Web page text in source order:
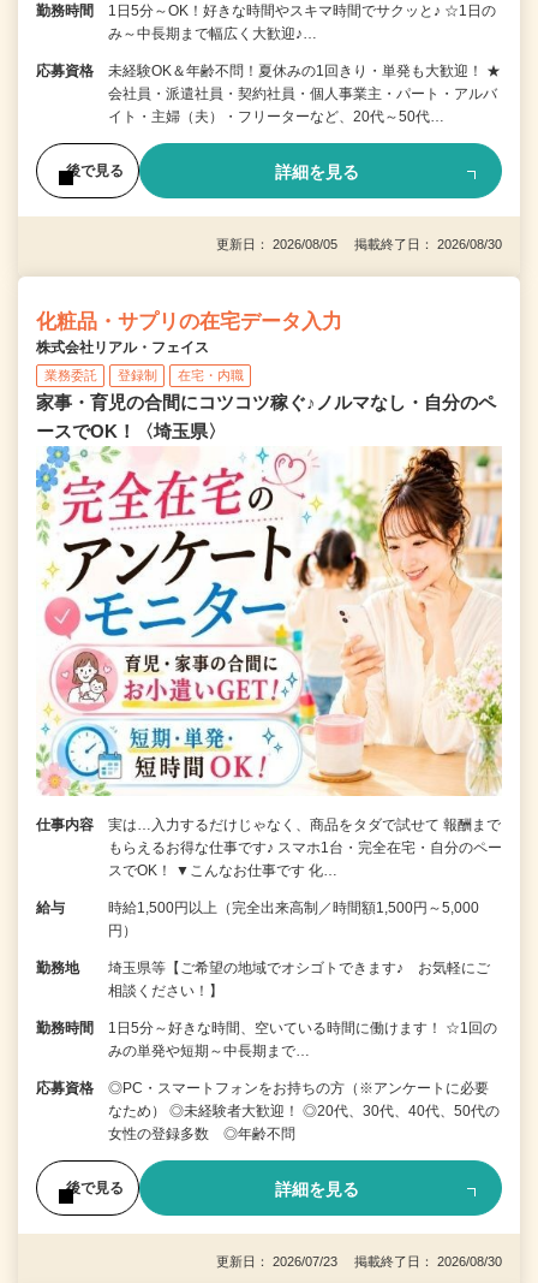
勤務時間
1日5分～OK！好きな時間やスキマ時間でサクッと♪ ☆1日の
み～中長期まで幅広く大歓迎♪…
応募資格
未経験OK＆年齢不問！夏休みの1回きり・単発も大歓迎！ ★
会社員・派遣社員・契約社員・個人事業主・パート・アルバ
イト・主婦（夫）・フリーターなど、20代～50代…
後で見る 詳細を見る
更新日： 2026/08/05 掲載終了日： 2026/08/30
化粧品・サプリの在宅データ入力
株式会社リアル・フェイス
業務委託 登録制 在宅・内職
家事・育児の合間にコツコツ稼ぐ♪ノルマなし・自分のペ
ースでOK！〈埼玉県〉
仕事内容
実は…入力するだけじゃなく、商品をタダで試せて 報酬まで
もらえるお得な仕事です♪ スマホ1台・完全在宅・自分のペー
スでOK！ ▼こんなお仕事です 化…
給与
時給1,500円以上（完全出来高制／時間額1,500円～5,000
円）
勤務地
埼玉県等【ご希望の地域でオシゴトできます♪ お気軽にご
相談ください！】
勤務時間
1日5分～好きな時間、空いている時間に働けます！ ☆1回の
みの単発や短期～中長期まで…
応募資格
◎PC・スマートフォンをお持ちの方（※アンケートに必要
なため） ◎未経験者大歓迎！ ◎20代、30代、40代、50代の
女性の登録多数 ◎年齢不問
後で見る 詳細を見る
更新日： 2026/07/23 掲載終了日： 2026/08/30